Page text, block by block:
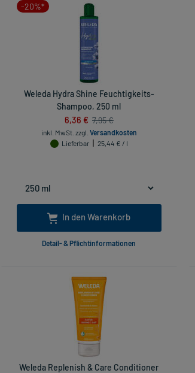
-20%*
Weleda Hydra Shine Feuchtigkeits-
Shampoo, 250 ml
6,36 € 7,95 €
inkl. MwSt. zzgl. Versandkosten
Lieferbar
25,44 € / l
In den Warenkorb
Detail- & Pflichtinformationen
Weleda Replenish & Care Conditioner